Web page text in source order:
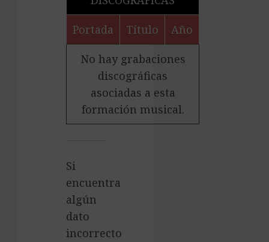
Portada Título Año
No hay grabaciones
discográficas
asociadas a esta
formación musical.
Si
encuentra
algún
dato
incorrecto